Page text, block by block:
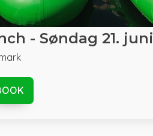
- Søndag 21. juni